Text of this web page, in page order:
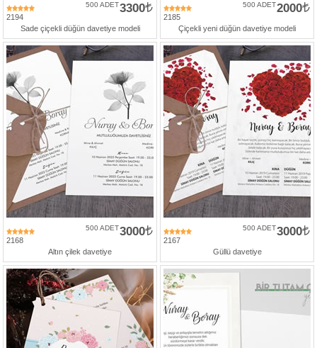
2194
3300
500 ADET
Sade çiçekli düğün davetiye modeli
2185
2000
500 ADET
Çiçekli yeni düğün davetiye modeli
2168
3000
500 ADET
Altın çilek davetiye
2167
3000
500 ADET
Güllü davetiye